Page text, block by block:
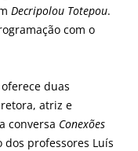
Decripolou Totepou.
com o
duas
atriz e
conversa Conexões
dos professores Luís